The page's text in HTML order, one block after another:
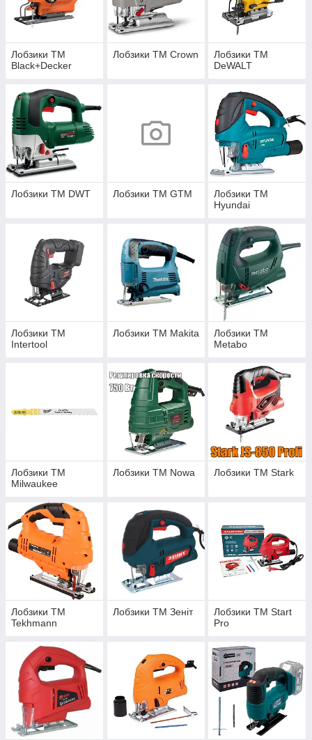
Лобзики ТМ
Black+Decker
Лобзики ТМ Crown
Лобзики ТМ
DeWALT
Лобзики ТМ DWT Лобзики ТМ GTM
Лобзики ТМ
Hyundai
Лобзики ТМ
Intertool
Лобзики ТМ Makita
Лобзики ТМ
Metabo
Лобзики ТМ
Milwaukee
Лобзики ТМ Nowa Лобзики ТМ Stark
Лобзики ТМ
Tekhmann
Лобзики ТМ Зеніт
Лобзики ТМ Start
Pro